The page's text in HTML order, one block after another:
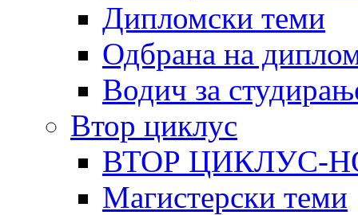
Дипломски теми
Одбрана на
Водич за
Втор циклус
ВТОР ЦИКЛУС-
Магистерски теми